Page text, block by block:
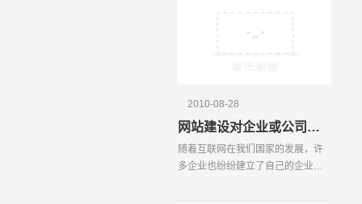
2010-08-28
网站建设对企业或公司的作用有什么
随着互联网在我们国家的发展，许
多企业也纷纷建立了自己的企业网
名字